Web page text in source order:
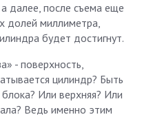
далее, после съема еще
долей миллиметра,
будет достигнут.
- поверхность,
цилиндр? Быть
Или верхняя? Или
Ведь именно этим